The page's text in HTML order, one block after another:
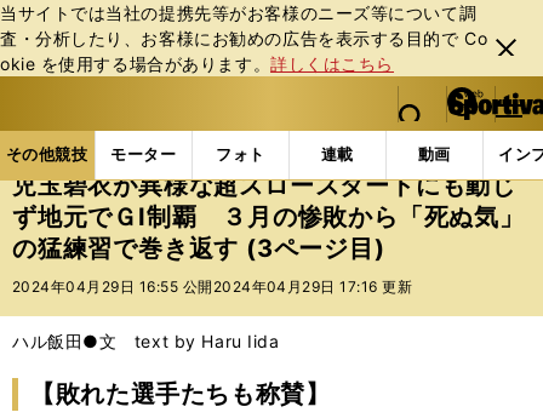
当サイトでは当社の提携先等がお客様のニーズ等について調
査・分析したり、お客様にお勧めの広告を表⽰する⽬的で Co
okie を使⽤する場合があります。詳しくはこちら
閉じ
る
web Sportiva (webスポルティーバ)
検索
マイペ
ー
ジ
メニュ
その他競技 モーター フォト 連載 動画 イン
ス
ポ
ル
テ
ー
バ
その他競技の記事一覧 その他競技 その他 児玉
児玉碧衣が異様な超スロースタートにも動じ
ず地元でＧⅠ制覇 ３月の惨敗から「死ぬ気」
の猛練習で巻き返す (3ページ目)
2024年04月29日 16:55 公開 2024年04月29日 17:16 更新
ハル飯田●文 text by Haru Iida
【敗れた選手たちも称賛】